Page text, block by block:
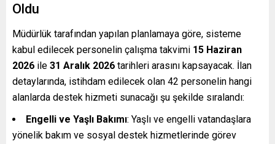
Oldu
Müdürlük tarafından yapılan planlamaya göre, sisteme
kabul edilecek personelin çalışma takvimi 15 Haziran
2026 ile 31 Aralık 2026 tarihleri arasını kapsayacak. İlan
detaylarında, istihdam edilecek olan 42 personelin hangi
alanlarda destek hizmeti sunacağı şu şekilde sıralandı:
Engelli ve Yaşlı Bakımı: Yaşlı ve engelli vatandaşlara
yönelik bakım ve sosyal destek hizmetlerinde görev